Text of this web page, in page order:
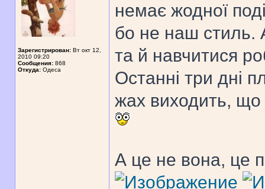
Зарегистрирован: Вт окт 12,
2010 09:20
Сообщения: 868
Откуда: Одеса
немає жодної
бо не наш стиль.
та й навчитися
Останні три дні
жах виходить, що
А це не вона, це